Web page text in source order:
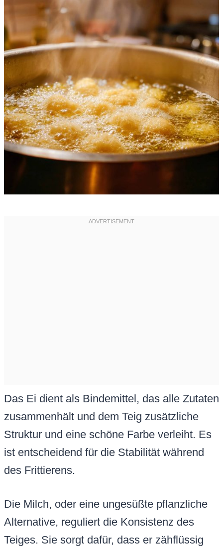
Das Ei dient als Bindemittel, das alle Zutaten
zusammenhält und dem Teig zusätzliche
Struktur und eine schöne Farbe verleiht. Es
ist entscheidend für die Stabilität während
des Frittierens.
Die Milch, oder eine ungesüßte pflanzliche
Alternative, reguliert die Konsistenz des
Teiges. Sie sorgt dafür, dass er zähflüssig